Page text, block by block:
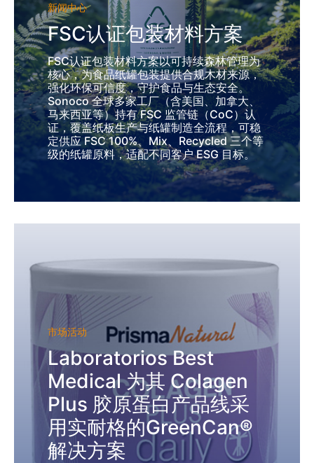
新闻中心
FSC认证包装材料方案
FSC认证包装材料方案以可持续森林管理为
核心，为食品纸罐包装提供合规木材来源，
强化环保可信度，守护食品与生态安全。
Sonoco 全球多家工厂（含美国、加拿大、
马来西亚等）持有 FSC 监管链（CoC）认
证，覆盖纸板生产与纸罐制造全流程，可稳
定供应 FSC 100%、Mix、Recycled 三个等
级的纸罐原料，适配不同客户 ESG 目标。
市场活动
Laboratorios Best
Medical 为其 Colagen
Plus 胶原蛋白产品线采
用实耐格的GreenCan®
解决方案